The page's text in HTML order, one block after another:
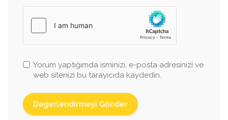
Yorum yaptığımda isminizi, e-posta adresinizi ve
web sitenizi bu tarayıcıda kaydedin.